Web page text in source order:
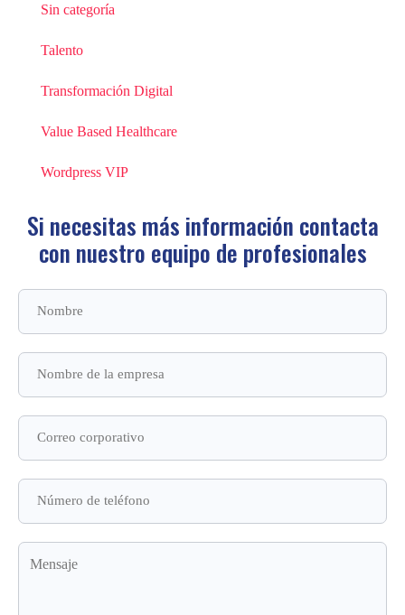
Sin categoría
Talento
Transformación Digital
Value Based Healthcare
Wordpress VIP
Si necesitas más información contacta
con nuestro equipo de profesionales